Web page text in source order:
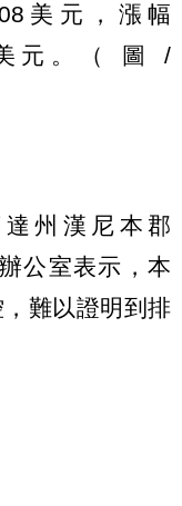
美元，漲幅
元。（ 圖 /
州漢尼本郡
公室表示，本
難以證明到排